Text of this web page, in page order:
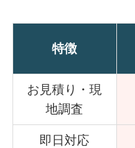
特徴
お見積り・現
地調査
即日対応